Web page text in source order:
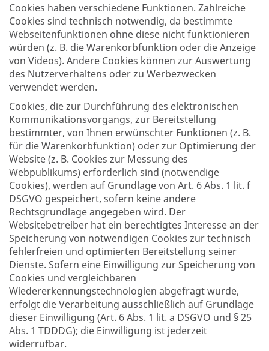
Cookies haben verschiedene Funktionen. Zahlreiche
Cookies sind technisch notwendig, da bestimmte
Webseitenfunktionen ohne diese nicht funktionieren
würden (z. B. die Warenkorbfunktion oder die Anzeige
von Videos). Andere Cookies können zur Auswertung
des Nutzerverhaltens oder zu Werbezwecken
verwendet werden.
Cookies, die zur Durchführung des elektronischen
Kommunikationsvorgangs, zur Bereitstellung
bestimmter, von Ihnen erwünschter Funktionen (z. B.
für die Warenkorbfunktion) oder zur Optimierung der
Website (z. B. Cookies zur Messung des
Webpublikums) erforderlich sind (notwendige
Cookies), werden auf Grundlage von Art. 6 Abs. 1 lit. f
DSGVO gespeichert, sofern keine andere
Rechtsgrundlage angegeben wird. Der
Websitebetreiber hat ein berechtigtes Interesse an der
Speicherung von notwendigen Cookies zur technisch
fehlerfreien und optimierten Bereitstellung seiner
Dienste. Sofern eine Einwilligung zur Speicherung von
Cookies und vergleichbaren
Wiedererkennungstechnologien abgefragt wurde,
erfolgt die Verarbeitung ausschließlich auf Grundlage
dieser Einwilligung (Art. 6 Abs. 1 lit. a DSGVO und § 25
Abs. 1 TDDDG); die Einwilligung ist jederzeit
widerrufbar.